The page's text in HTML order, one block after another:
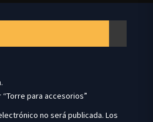
para accesorios”
no será publicada. Los